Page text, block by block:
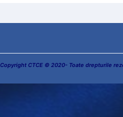
Copyright CTCE © 2020- Toate drepturile